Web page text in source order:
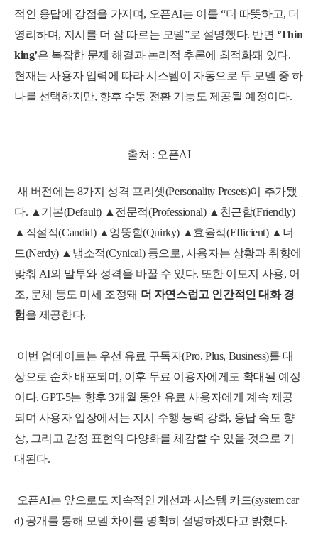
적인 응답에 강점을 가지며, 오픈AI는 이를 “더 따뜻하고, 더
영리하며, 지시를 더 잘 따르는 모델”로 설명했다. 반면 ‘Thin
king’은 복잡한 문제 해결과 논리적 추론에 최적화돼 있다.
현재는 사용자 입력에 따라 시스템이 자동으로 두 모델 중 하
나를 선택하지만, 향후 수동 전환 기능도 제공될 예정이다.
출처 : 오픈AI
새 버전에는 8가지 성격 프리셋(Personality Presets)이 추가됐
다. ▲기본(Default) ▲전문적(Professional) ▲친근함(Friendly)
▲직설적(Candid) ▲엉뚱함(Quirky) ▲효율적(Efficient) ▲너
드(Nerdy) ▲냉소적(Cynical) 등으로, 사용자는 상황과 취향에
맞춰 AI의 말투와 성격을 바꿀 수 있다. 또한 이모지 사용, 어
조, 문체 등도 미세 조정돼 더 자연스럽고 인간적인 대화 경
험 을 제공한다.
이번 업데이트는 우선 유료 구독자(Pro, Plus, Business)를 대
상으로 순차 배포되며, 이후 무료 이용자에게도 확대될 예정
이다. GPT-5는 향후 3개월 동안 유료 사용자에게 계속 제공
되며 사용자 입장에서는 지시 수행 능력 강화, 응답 속도 향
상, 그리고 감정 표현의 다양화를 체감할 수 있을 것으로 기
대된다.
오픈AI는 앞으로도 지속적인 개선과 시스템 카드(system car
d) 공개를 통해 모델 차이를 명확히 설명하겠다고 밝혔다.